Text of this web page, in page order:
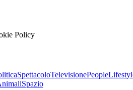
Policy
SpettacoloTelevisionePeople
Spazio